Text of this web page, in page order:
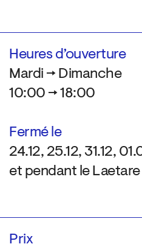
Heures d’ouverture
Mardi → Dimanche
10:00 → 18:00
Fermé le
24.12, 25.12, 31.12,
et pendant le
Prix